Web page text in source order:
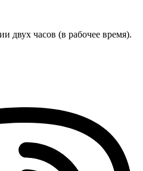
двух часов (в рабочее время).